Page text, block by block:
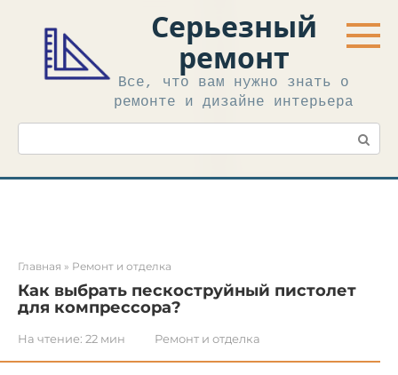
контенту
Серьезный
ремонт
Все, что вам нужно знать о
ремонте и дизайне интерьера
Поиск:
Главная » Ремонт и отделка
Как выбрать пескоструйный пистолет
для компрессора?
На чтение: 22 мин Ремонт и отделка